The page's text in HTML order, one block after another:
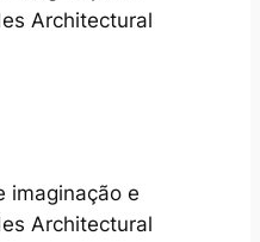
Architectural
imaginação e
Architectural